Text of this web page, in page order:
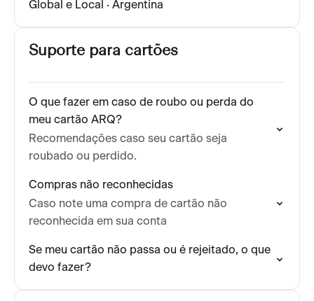
Global e Local · Argentina
Suporte para cartões
O que fazer em caso de roubo ou perda do
meu cartão ARQ?
Recomendações caso seu cartão seja
roubado ou perdido.
Compras não reconhecidas
Caso note uma compra de cartão não
reconhecida em sua conta
Se meu cartão não passa ou é rejeitado, o que
devo fazer?